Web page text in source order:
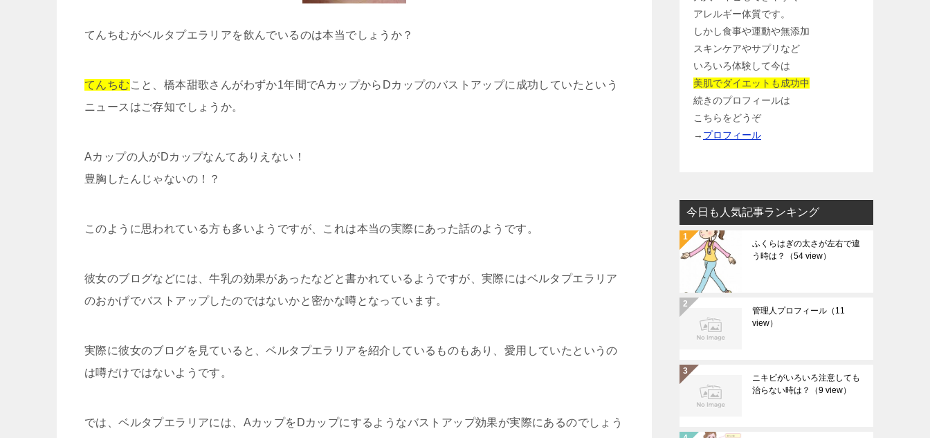
てんちむがベルタプエラリアを飲んでいるのは本当でしょうか？
てんちむ こと、橋本甜歌さんがわずか1年間でAカップからDカップのバストアップに成功していたという
ニュースはご存知でしょうか。
Aカップの人がDカップなんてありえない！
豊胸したんじゃないの！？
このように思われている方も多いようですが、これは本当の実際にあった話のようです。
彼女のブログなどには、牛乳の効果があったなどと書かれているようですが、実際にはベルタプエラリア
のおかげでバストアップしたのではないかと密かな噂となっています。
実際に彼女のブログを見ていると、ベルタプエラリアを紹介しているものもあり、愛用していたというの
は噂だけではないようです。
では、ベルタプエラリアには、AカップをDカップにするようなバストアップ効果が実際にあるのでしょう
アレルギー体質です。
しかし食事や運動や無添加
スキンケアやサプリなど
いろいろ体験して今は
美肌でダイエットも成功中
続きのプロフィールは
こちらをどうぞ
→ プロフィール
今日も人気記事ランキング
ふくらはぎの太さが左右で違
う時は？
（54 view）
管理人プロフィール （11
view）
ニキビがいろいろ注意しても
治らない時は？
（9 view）